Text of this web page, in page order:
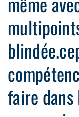
faire dans